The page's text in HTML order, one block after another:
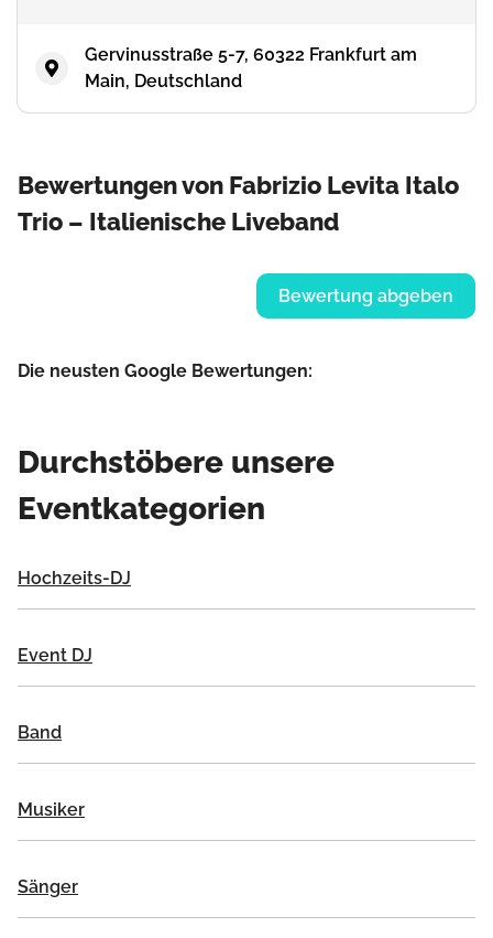
Gervinusstraße 5-7, 60322 Frankfurt am
Main, Deutschland
Bewertungen von Fabrizio Levita Italo
Trio – Italienische Liveband
Bewertung abgeben
Die neusten Google Bewertungen:
Durchstöbere unsere
Eventkategorien
Hochzeits-DJ
Event DJ
Band
Musiker
Sänger